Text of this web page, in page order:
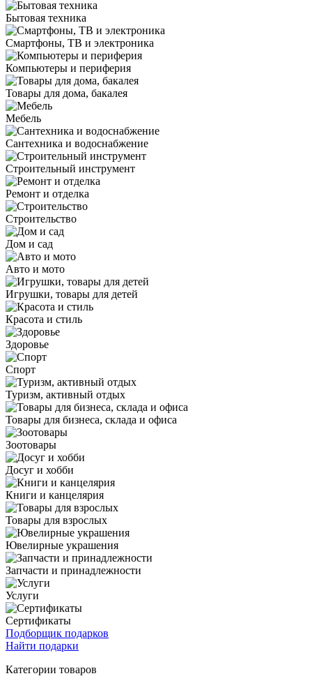
Бытовая техника
Смартфоны, ТВ и электроника
Компьютеры и периферия
Товары для дома, бакалея
Мебель
Сантехника и водоснабжение
Строительный инструмент
Ремонт и отделка
Строительство
Дом и сад
Авто и мото
Игрушки, товары для детей
Красота и стиль
Здоровье
Спорт
Туризм, активный отдых
Товары для бизнеса, склада и офиса
Зоотовары
Досуг и хобби
Книги и канцелярия
Товары для взрослых
Ювелирные украшения
Запчасти и принадлежности
Услуги
Сертификаты
Подборщик подарков
Найти подарки
Категории товаров